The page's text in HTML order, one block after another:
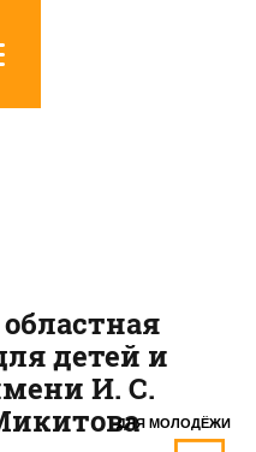
ДЛЯ МОЛОДЁЖИ
детей и
И. С.